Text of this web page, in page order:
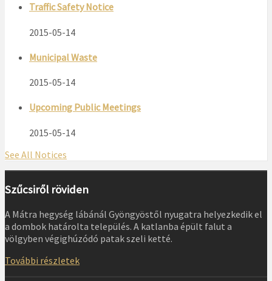
Traffic Safety Notice
2015-05-14
Municipal Waste
2015-05-14
Upcoming Public Meetings
2015-05-14
See All Notices
Szűcsiről röviden
A Mátra hegység lábánál Gyöngyöstől nyugatra helyezkedik el
a dombok határolta település. A katlanba épült falut a
völgyben végighúzódó patak szeli ketté.
További részletek